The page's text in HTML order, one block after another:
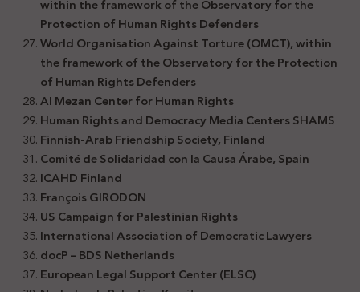
within the framework of the Observatory for the
Protection of Human Rights Defenders
World Organisation Against Torture (OMCT), within
the framework of the Observatory for the Protection
of Human Rights Defenders
Al Mezan Center for Human Rights
Human Rights and Democracy Media Centers SHAMS
Finnish-Arab Friendship Society, Finland
Comité de Solidaridad con la Causa Árabe, Spain
ICAHD Finland
François GIRODON
US Campaign for Palestinian Rights
International Association of Democratic Lawyers
docP – BDS Netherlands
European Legal Support Center (ELSC)